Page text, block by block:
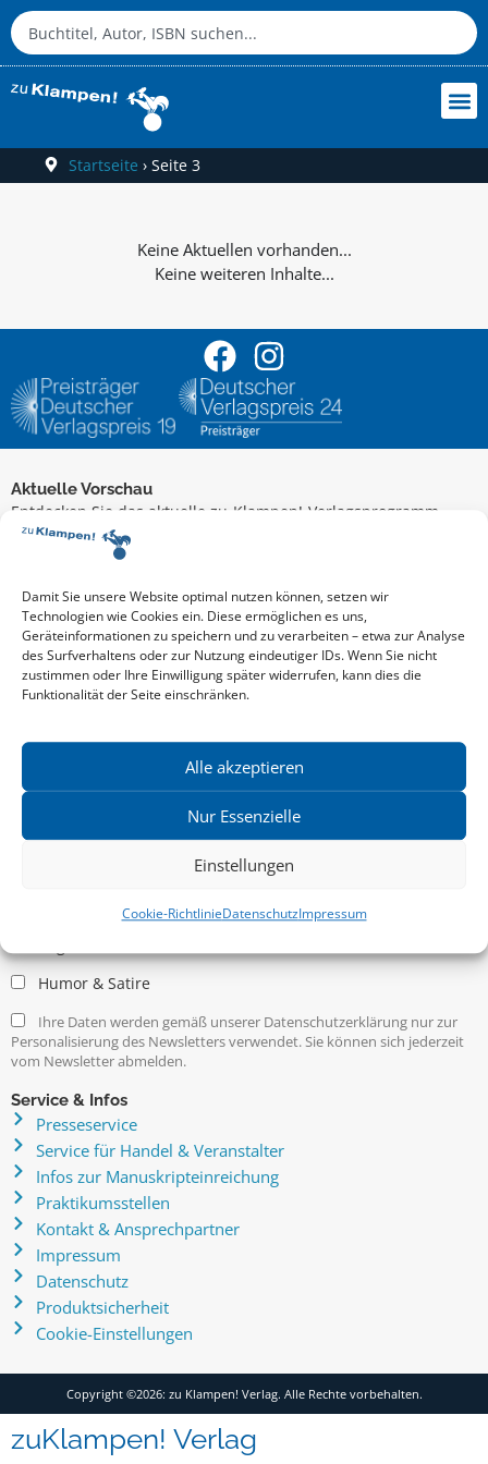
Damit Sie unsere Website optimal nutzen können, setzen wir
Technologien wie Cookies ein. Diese ermöglichen es uns,
Geräteinformationen zu speichern und zu verarbeiten – etwa zur Analyse
des Surfverhaltens oder zur Nutzung eindeutiger IDs. Wenn Sie nicht
zustimmen oder Ihre Einwilligung später widerrufen, kann dies die
Funktionalität der Seite einschränken.
Alle akzeptieren
Nur Essenzielle
Einstellungen
Cookie-RichtlinieDatenschutzImpressum
Startseite › Seite 3
Keine weiteren Inhalte...
Aktuelle Vorschau
Entdecken Sie das aktuelle zu-Klampen!-Verlagsprogramm.
Hier finden Sie die Verlagsvorschau – einfach direkt online
reinlesen oder herunterladen.
Mehr aktuelle Vorschauen ansehen
Newsletter
News zu aktuellen Neuheiten und Nachrichten im zu Klampen!
Verlag – jederzeit wieder abbestellbar.
Kritische Theorie / Philosophie
Belletristik & Biografien
Humor & Satire
Ihre Daten werden gemäß unserer Datenschutzerklärung nur zur
Personalisierung des Newsletters verwendet. Sie können sich jederzeit
vom Newsletter abmelden.
Service & Infos
Presseservice
Service für Handel & Veranstalter
Infos zur Manuskripteinreichung
Praktikumsstellen
Kontakt & Ansprechpartner
Impressum
Datenschutz
Produktsicherheit
Cookie-Einstellungen
Copyright ©2026: zu Klampen! Verlag. Alle Rechte vorbehalten.
zuKlampen! Verlag